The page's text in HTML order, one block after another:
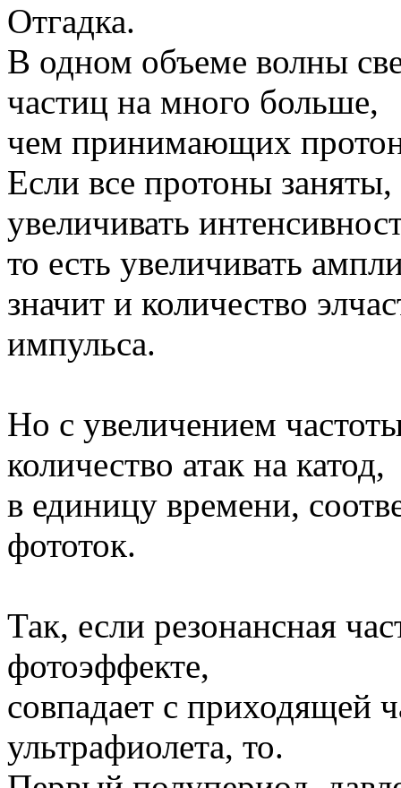
Отгадка.
В одном объеме волны
частиц на много больше,
чем принимающих
Если все протоны
увеличивать
то есть увеличивать
значит и количество
импульса.
Но с увеличением
количество атак на катод,
в единицу времени,
фототок.
Так, если резонансная
фотоэффекте,
совпадает с приходящей
ультрафиолета, то.